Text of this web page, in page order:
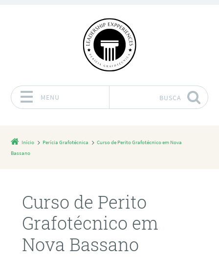
MENU BUSCA
Início Perícia Grafotécnica
Curso de Perito Grafotécnico em Nova
Bassano
Curso de Perito
Grafotécnico em
Nova Bassano